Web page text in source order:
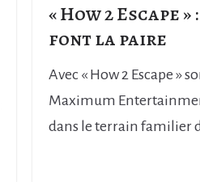
« How 2 Escape
font la paire
Avec « How 2 Escape »
Maximum
dans le terrain familier